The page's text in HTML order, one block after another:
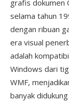
grafis dokumen
selama tahun
dengan ribuan
era visual
adalah
Windows dari
WMF,
banyak